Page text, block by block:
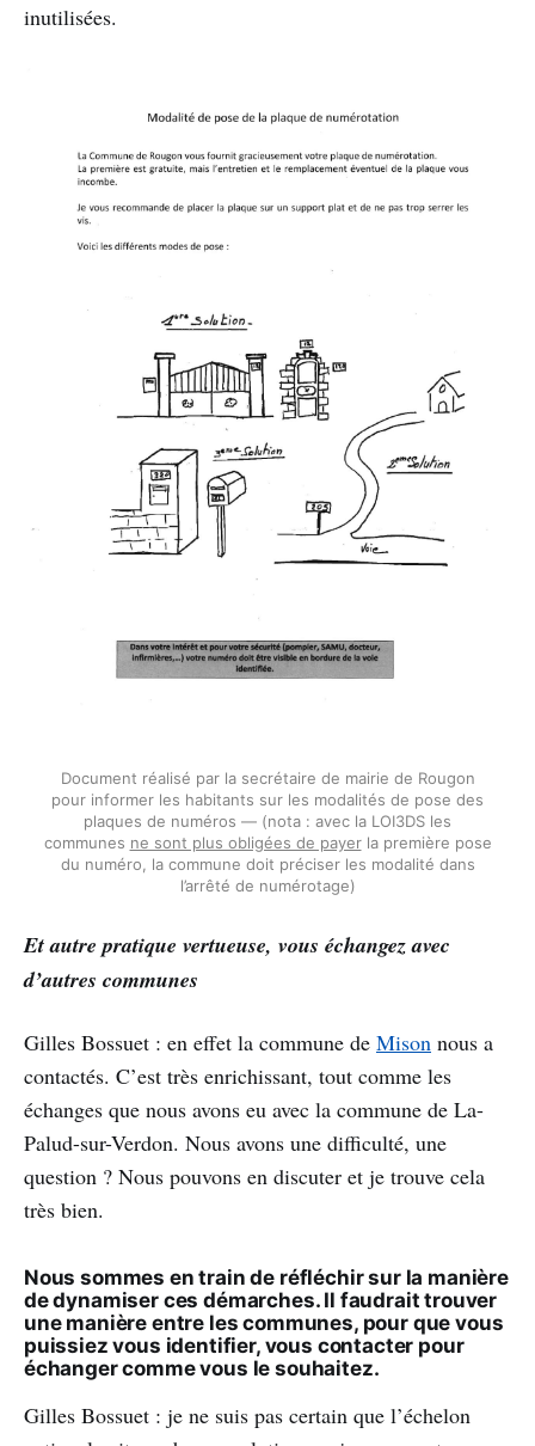
inutilisées.
Document réalisé par la secrétaire de mairie de Rougon
pour informer les habitants sur les modalités de pose des
plaques de numéros — (nota : avec la LOI3DS les
communes ne sont plus obligées de payerla première pose
du numéro, la commune doit préciser les modalité dans
l’arrêté de numérotage)
Et autre pratique vertueuse, vous échangez avec
d’autres communes
Gilles Bossuet : en effet la commune de Mison nous a
contactés. C’est très enrichissant, tout comme les
échanges que nous avons eu avec la commune de La-
Palud-sur-Verdon. Nous avons une difficulté, une
question ? Nous pouvons en discuter et je trouve cela
très bien.
Nous sommes en train de réfléchir sur la manière
de dynamiser ces démarches. Il faudrait trouver
une manière entre les communes, pour que vous
puissiez vous identifier, vous contacter pour
échanger comme vous le souhaitez.
Gilles Bossuet : je ne suis pas certain que l’échelon